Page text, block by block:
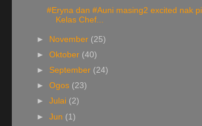
#Eryna dan #Auni masing2 excited nak pi
Kelas Chef...
► November (25)
►Oktober (40)
► September (24)
►Ogos (23)
►Julai (2)
►Jun (1)